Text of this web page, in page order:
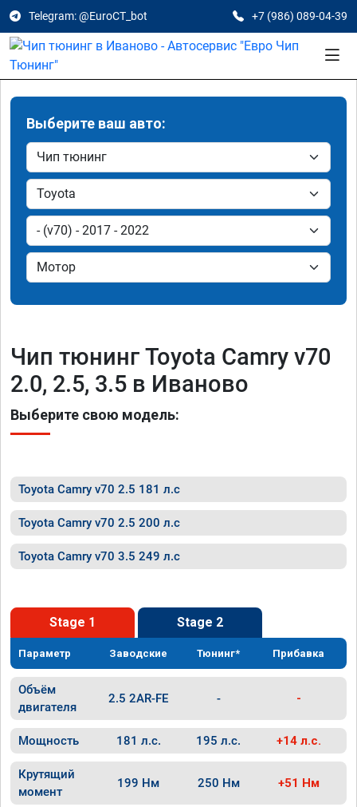
Telegram: @EuroCT_bot +7 (986) 089-04-39
Выберите ваш авто:
Чип тюнинг Toyota Camry v70
2.0, 2.5, 3.5 в Иваново
Выберите свою модель:
Toyota Camry v70 2.5 181 л.с
Toyota Camry v70 2.5 200 л.с
Toyota Camry v70 3.5 249 л.с
Stage 1 Stage 2
Параметр Заводские Тюнинг* Прибавка
Объём
двигателя
2.5 2AR-FE - -
Мощность 181 л.с. 195 л.с. +14 л.с.
Крутящий
момент
199 Нм 250 Нм +51 Нм